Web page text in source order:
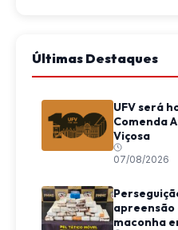
Últimas Destaques
UFV será
Comenda
Viçosa
07/08/2026
apreensão
maconha